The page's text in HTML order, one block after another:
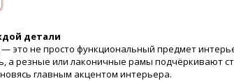
детали
это не просто функциональный предмет
а резные или лаконичные рамы подчёркивают
главным акцентом интерьера.